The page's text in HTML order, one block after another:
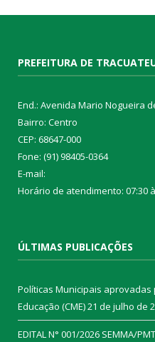
PREFEITURA DE
End.: Avenida Mario Nogueira
Bairro: Centro
CEP: 68647-000
Fone: (91) 98405-0364
E-mail:
Horário de atendimento: 07:30
ÚLTIMAS PUBLICAÇÕES
Políticas Municipais
Educação (CME)21 de julho de
EDITAL N° 001/2026 SEMMA/